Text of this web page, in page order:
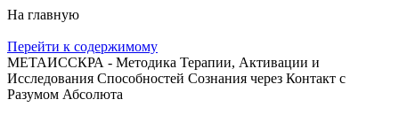
На главную
Перейти к содержимому
МЕТАИССКРА - Методика Терапии, Активации и
Исследования Способностей Сознания через Контакт с
Разумом Абсолюта